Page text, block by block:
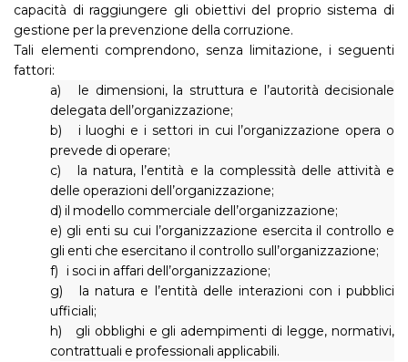
capacità di raggiungere gli obiettivi del proprio sistema di
gestione per la prevenzione della corruzione.
Tali elementi comprendono, senza limitazione, i seguenti
fattori:
a) le dimensioni, la struttura e l’autorità decisionale
delegata dell’organizzazione;
b) i luoghi e i settori in cui l’organizzazione opera o
prevede di operare;
c) la natura, l’entità e la complessità delle attività e
delle operazioni dell’organizzazione;
d) il modello commerciale dell’organizzazione;
e) gli enti su cui l’organizzazione esercita il controllo e
gli enti che esercitano il controllo sull’organizzazione;
f) i soci in affari dell’organizzazione;
g) la natura e l’entità delle interazioni con i pubblici
ufficiali;
h) gli obblighi e gli adempimenti di legge, normativi,
contrattuali e professionali applicabili.